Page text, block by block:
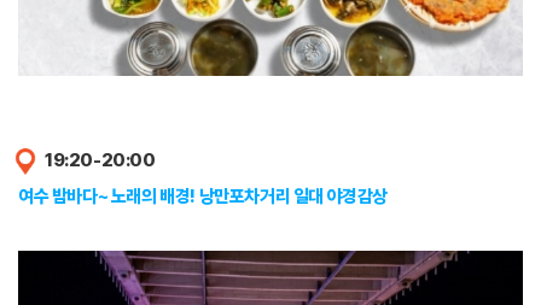
19:20-20:00
여수 밤바다~ 노래의 배경! 낭만포차거리 일대 야경감상